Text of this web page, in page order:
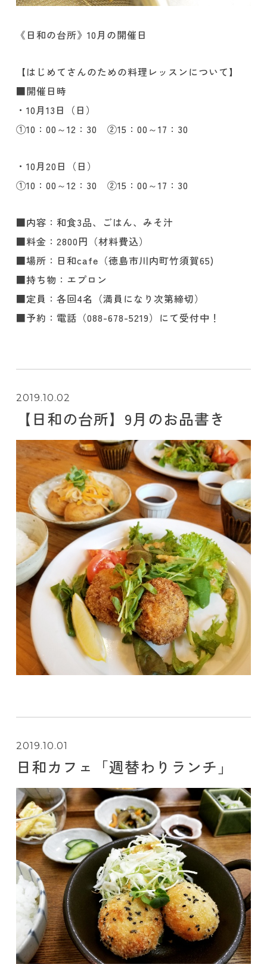
《日和の台所》10月の開催日
【はじめてさんのための料理レッスンについて】
■開催日時
・10月13日（日）
①10：00～12：30 ②15：00～17：30
・10月20日（日）
①10：00～12：30 ②15：00～17：30
■内容：和食3品、ごはん、みそ汁
■料金：2800円（材料費込）
■場所：日和cafe（徳島市川内町竹須賀65)
■持ち物：エプロン
■定員：各回4名（満員になり次第締切）
■予約：電話（088-678-5219）にて受付中！
2019.10.02
【日和の台所】9月のお品書き
2019.10.01
日和カフェ「週替わりランチ」